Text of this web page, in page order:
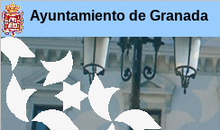
Ayuntamiento de Granada